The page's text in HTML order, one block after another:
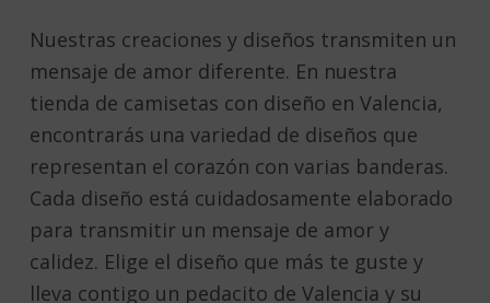
Nuestras creaciones y diseños transmiten un
mensaje de amor diferente. En nuestra
tienda de camisetas con diseño en Valencia,
encontrarás una variedad de diseños que
representan el corazón con varias banderas.
Cada diseño está cuidadosamente elaborado
para transmitir un mensaje de amor y
calidez. Elige el diseño que más te guste y
lleva contigo un pedacito de Valencia y su